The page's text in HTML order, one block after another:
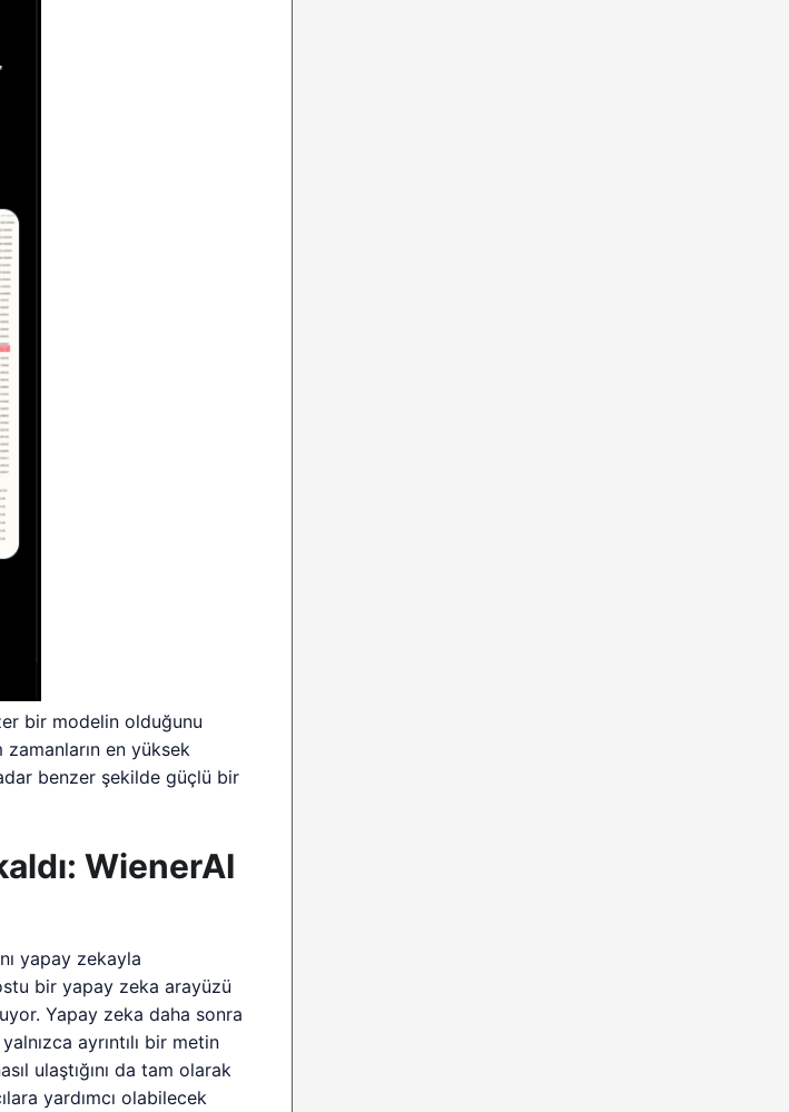
bir modelin olduğunu
zamanların en yüksek
benzer şekilde güçlü bir
WienerAI
yapay zekayla
bir yapay zeka arayüzü
Yapay zeka daha sonra
ayrıntılı bir metin
ulaştığını da tam olarak
yardımcı olabilecek